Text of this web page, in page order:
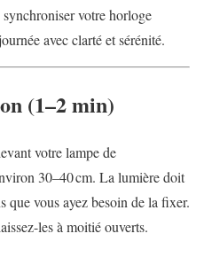
votre horloge
avec clarté et sérénité.
(1–2 min)
votre lampe de
30–40 cm. La lumière doit
que vous ayez besoin de la fixer.
les à moitié ouverts.